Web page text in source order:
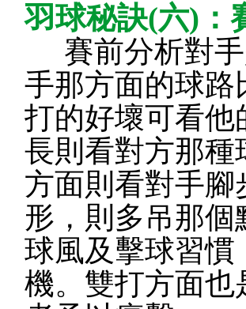
羽球秘訣(六)：
賽前分析對
手那方面的球
打的好壞可看
長則看對方那種
方面則看對手
形，則多吊那
球風及擊球習
機。雙打方面